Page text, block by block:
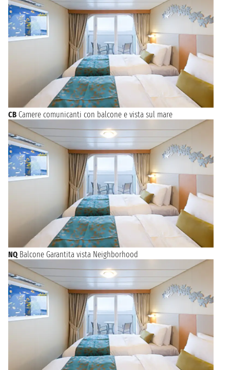
CB Camere comunicanti con balcone e vista sul mare
NQ Balcone Garantita vista Neighborhood